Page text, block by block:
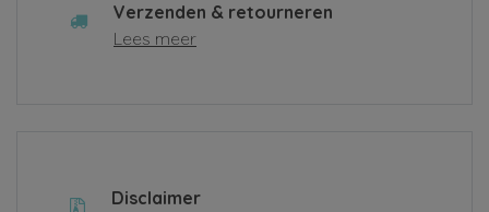
Verzenden & retourneren
Lees meer
Disclaimer